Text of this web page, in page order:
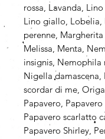
rossa, Lavanda, Lino
Lino giallo, Lobelia,
perenne, Margherita
Melissa, Menta,
insignis, Nemophila
Nigella damascena,
scordar di me,
Papavero, Papavero
Papavero scarlatto
Papavero Shirley,